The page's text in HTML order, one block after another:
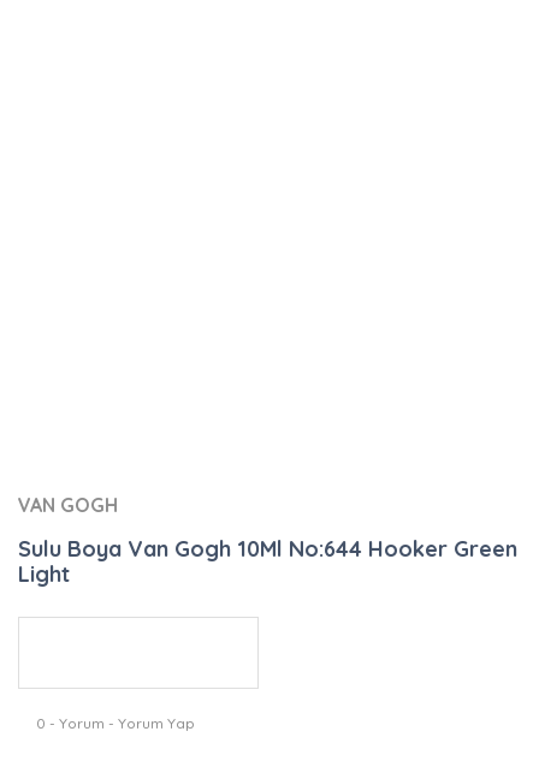
VAN GOGH
Sulu Boya Van Gogh 10Ml No:644 Hooker Green
Light
0 - Yorum - Yorum Yap